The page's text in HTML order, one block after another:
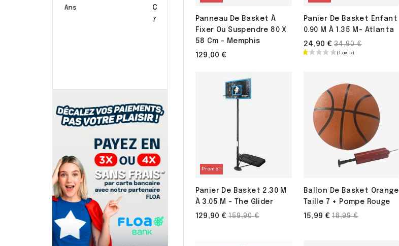
Panneau De Basket À
Fixer Ou Suspendre 80 X
58 Cm - Memphis
129,00 €
Panier De Basket Enfant
0.90 M À 1.35 M- Atlanta
24,90 € Prix
de
34,90 €
Promo !
Panier De Basket 2.30 M
À 3.05 M - The Glider
129,90 € Prix
159,90 €
Ballon De Basket Orange
Taille 7 + Pompe Rouge
15,99 € Prix
18,99 €